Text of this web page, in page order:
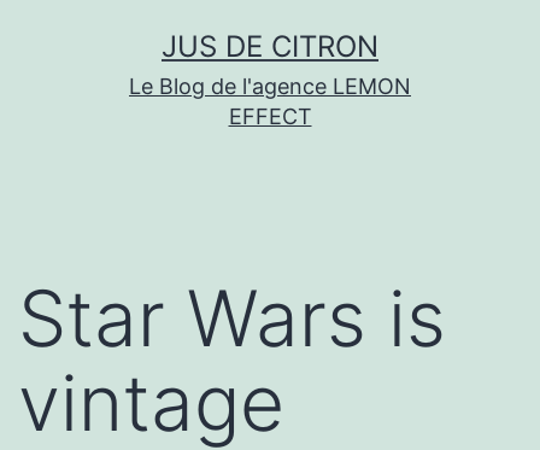
JUS DE CITRON
Le Blog de l'agence LEMON
EFFECT
Star Wars is
vintage